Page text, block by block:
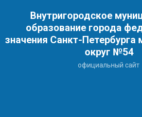
Внутригородское
образование города
значения Санкт-Петербурга
округ №54
официальный сайт